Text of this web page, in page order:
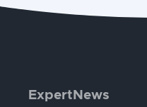
ExpertNews